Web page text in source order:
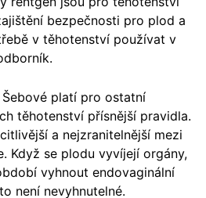
bezpečnosti pro plod a
v těhotenství používat v
platí pro ostatní
těhotenství přísnější pravidla.
a nejzranitelnější mezi
Když se plodu vyvíjejí orgány,
vyhnout endovaginální
není nevyhnutelné.